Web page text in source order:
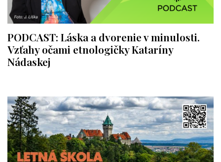
PODCAST: Láska a dvorenie v minulosti.
Vzťahy očami etnologičky Kataríny
Nádaskej